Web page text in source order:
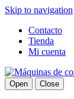
Skip to navigation
Contacto
Tienda
Mi cuenta
Open Close